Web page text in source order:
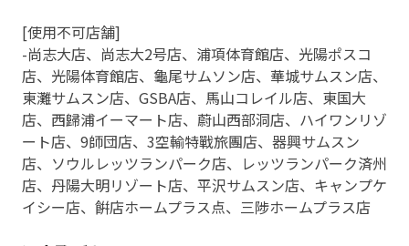
[使用不可店舗]
-尚志大店、尚志大2号店、浦項体育館店、光陽ポスコ
店、光陽体育館店、龜尾サムソン店、華城サムスン店、
東灘サムスン店、GSBA店、馬山コレイル店、東国大
店、西歸浦イーマート店、蔚山西部洞店、ハイワンリゾ
ート店、9師団店、3空輸特戰旅團店、器興サムスン
店、ソウルレッツランパーク店、レッツランパーク済州
店、丹陽大明リゾート店、平沢サムスン店、キャンプケ
イシー店、餠店ホームプラス点、三陟ホームプラス店